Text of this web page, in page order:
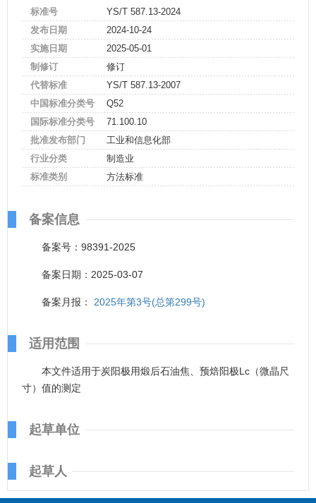
标准号
YS/T 587.13-2024
发布日期
2024-10-24
实施日期
2025-05-01
制修订
修订
代替标准
YS/T 587.13-2007
中国标准分类号
Q52
国际标准分类号
71.100.10
批准发布部门
工业和信息化部
行业分类
制造业
标准类别
方法标准
备案信息
备案号：98391-2025
备案日期：2025-03-07
备案月报： 2025年第3号(总第299号)
适用范围
本文件适用于炭阳极用煅后石油焦、预焙阳极Lc（微晶尺
寸）值的测定
起草单位
起草人